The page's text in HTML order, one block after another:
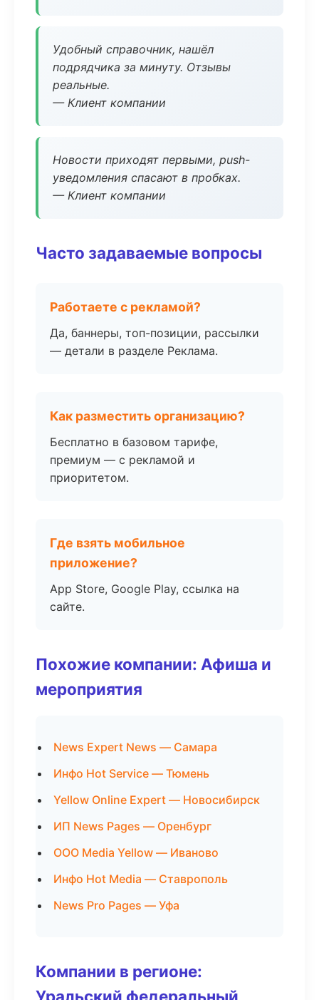
Удобный справочник, нашёл
подрядчика за минуту. Отзывы
реальные.
— Клиент компании
Новости приходят первыми, push-
уведомления спасают в пробках.
— Клиент компании
Часто задаваемые вопросы
Работаете с рекламой?
Да, баннеры, топ-позиции, рассылки
— детали в разделе Реклама.
Как разместить организацию?
Бесплатно в базовом тарифе,
премиум — с рекламой и
приоритетом.
Где взять мобильное
приложение?
App Store, Google Play, ссылка на
сайте.
Похожие компании: Афиша и
мероприятия
News Expert News — Самара
Инфо Hot Service — Тюмень
Yellow Online Expert — Новосибирск
ИП News Pages — Оренбург
ООО Media Yellow — Иваново
Инфо Hot Media — Ставрополь
News Pro Pages — Уфа
Компании в регионе:
Уральский федеральный